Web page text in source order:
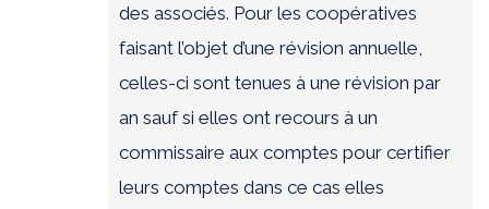
des associés. Pour les coopératives
faisant l’objet d’une révision annuelle,
celles-ci sont tenues à une révision par
an sauf si elles ont recours à un
commissaire aux comptes pour certifier
leurs comptes dans ce cas elles